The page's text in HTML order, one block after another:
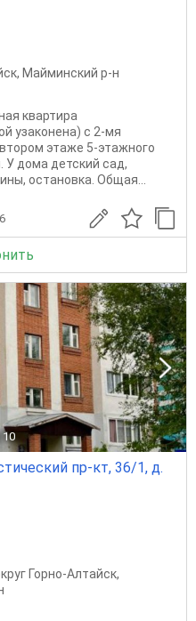
, Майминский р-н
квартира
узаконена) с 2-мя
этаже 5-этажного
У дома детский сад,
остановка. Общая...
10
пр-кт, 36/1, д.
Горно-Алтайск,